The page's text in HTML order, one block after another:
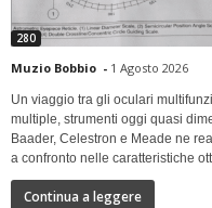
280
Muzio Bobbio - 1 Agosto 2026
Un viaggio tra gli oculari
multiple, strumenti oggi quasi
Baader, Celestron e Meade ne
a confronto nelle caratteristiche
Continua a leggere